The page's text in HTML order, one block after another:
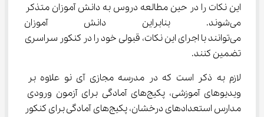
این نکات را در حین مطالعه دروس به دانش آموزان متذکر
می‌شوند. بنابراین دانش
می‌توانند با اجرای این نکات، قبولی خود را در کنکور سراسری
تضمین کنند.
لازم به ذکر است که در مدرسه مجازی آی نو علاوه بر
ویدیوهای آموزشی، پکیج‌های آمادگی برای آزمون ورودی
مدارس استعدادهای درخشان، پکیج‌های آمادگی برای کنکور